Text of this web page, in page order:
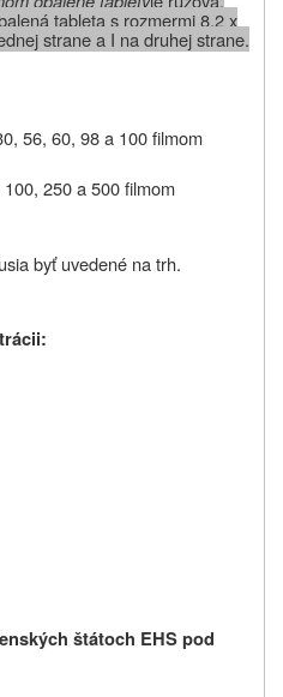
tableta s rozmermi 8,2 x
strane a I na druhej strane.
56, 60, 98 a 100 filmom
250 a 500 filmom
byť uvedené na trh.
štátoch EHS pod